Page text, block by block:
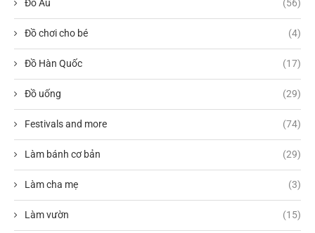
Đồ Âu (56)
Đồ chơi cho bé (4)
Đồ Hàn Quốc (17)
Đồ uống (29)
Festivals and more (74)
Làm bánh cơ bản (29)
Làm cha mẹ (3)
Làm vườn (15)